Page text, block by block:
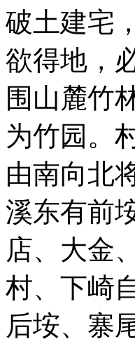
破土建宅
欲得地，
围山麓竹
为竹园。
由南向北
溪东有前
店、大金
村、下崎
后垵、寨